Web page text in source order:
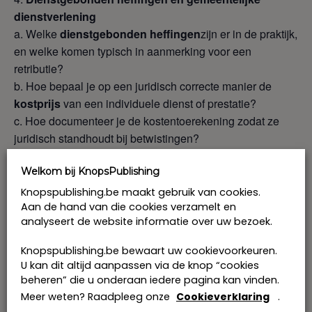
dienstverlening
a. Welke dienstgebonden heffingenzijn er in de praktijk,
en welke komen typisch in aanmerking voor een
retributie?
b. Hoe bepaal je op een juridisch correcte manier de
kostprijsvan een individuele dienst of prestatie?
c. Hoe documenteer je de kostentoerekening zodat ze
juridisch standhoudt bij betwistingen?
door de gemeente geleverde diensten het best: als
belasting,retributie, of soms via een ander instrument?
Programma
KnopsPublishing is erkend als opleidingsverstrekker voor
het systeem van de KMO-portefeuille. Het
accreditatienummer van KnopsPublishing is
DV.O245662, thema: beroepspecifieke competenties.
Welkom bij KnopsPublishing
Knopspublishing.be maakt gebruik van cookies.
Aan de hand van die cookies verzamelt en
analyseert de website informatie over uw bezoek.
Knopspublishing.be bewaart uw cookievoorkeuren.
U kan dit altijd aanpassen via de knop “cookies
beheren” die u onderaan iedere pagina kan vinden.
Meer weten? Raadpleeg onze Cookieverklaring .